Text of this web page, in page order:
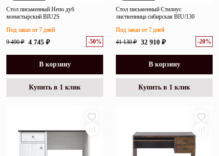
Стол письменный Непо дуб
монастырский BIU2S
9 490 ₽ 4 745 ₽ -50%
Под заказ от 7 дней
В корзину
Купить в 1 клик
Стол письменный Стилиус
лиственница сибирская BIU/130
41 130 ₽ 32 910 ₽ -20%
Под заказ от 7 дней
В корзину
Купить в 1 клик